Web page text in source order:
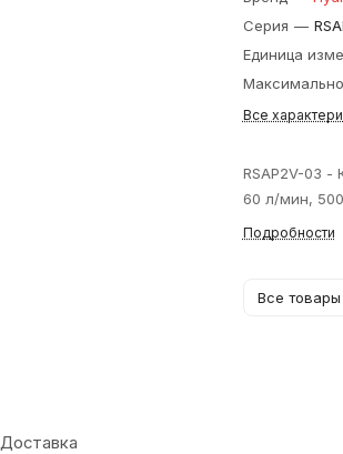
Серия —
Единица
Все
RSAP2V-03 -
60 л/мин,
Подробности
Все товары
Доставка